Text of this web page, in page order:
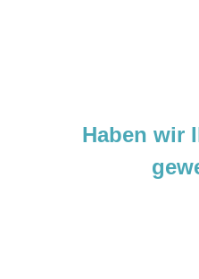
Haben wir